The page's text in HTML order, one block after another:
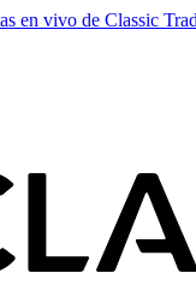
en vivo de Classic